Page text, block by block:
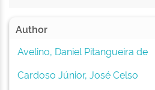
Author
Avelino, Daniel Pitangueira de
Cardoso Júnior, José Celso